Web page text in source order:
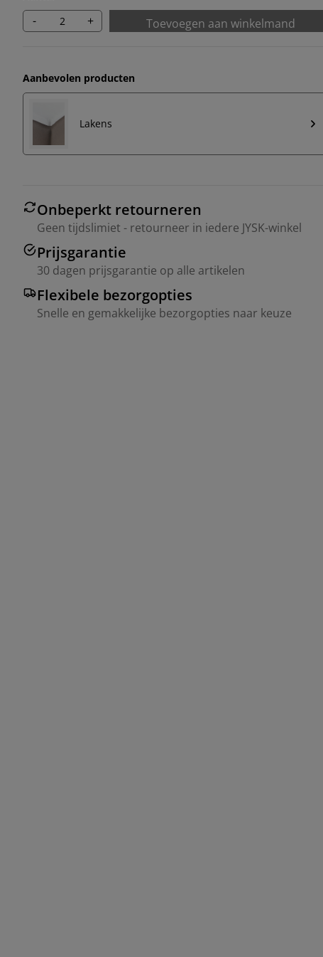
- + Toevoegen aan winkelmand
Aanbevolen producten
Lakens
Onbeperkt retourneren
Geen tijdslimiet - retourneer in iedere JYSK-winkel
Prijsgarantie
30 dagen prijsgarantie op alle artikelen
Flexibele bezorgopties
Snelle en gemakkelijke bezorgopties naar keuze